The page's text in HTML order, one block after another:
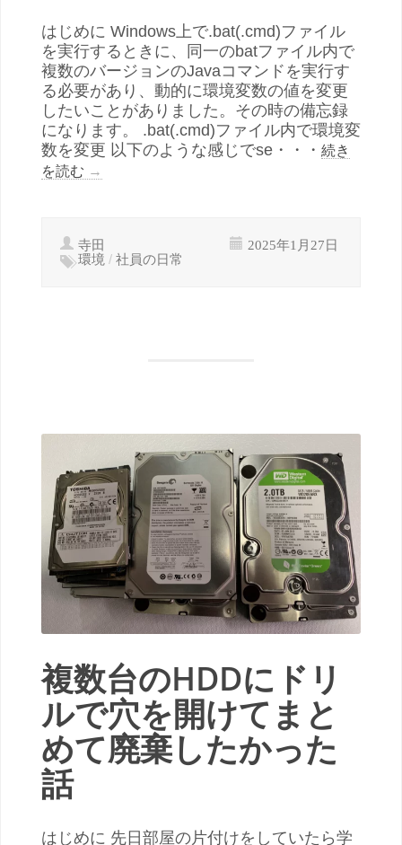
はじめに Windows上で.bat(.cmd)ファイル
を実行するときに、同一のbatファイル内で
複数のバージョンのJavaコマンドを実行す
る必要があり、動的に環境変数の値を変更
したいことがありました。その時の備忘録
になります。 .bat(.cmd)ファイル内で環境変
数を変更 以下のような感じでse・・・ 続き
を読む →
寺田 2025年1月27日
環境 / 社員の日常
複数台のHDDにドリ
ルで穴を開けてまと
めて廃棄したかった
話
はじめに 先日部屋の片付けをしていたら学